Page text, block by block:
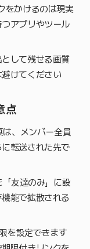
をかけるのは現実
アプリやツール
して残せる画質
けてください
点
、メンバー全員
転送された先で
友達のみ」に設
能で拡散される
を設定できます